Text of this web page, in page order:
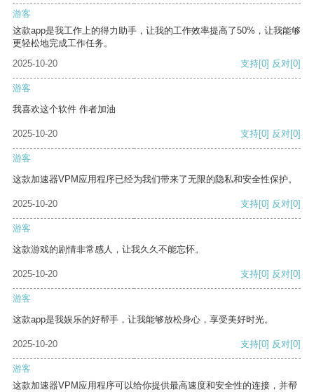
游客
这款app是我工作上的得力助手，让我的工作效率提高了50%，让我能够
更轻松地完成工作任务。
2025-10-20
支持[0] 反对[0]
游客
我喜欢这个软件 作者加油
2025-10-20 支持[0] 反对[0]
游客
这款加速器VPM应用程序已经为我们带来了无限的隐私和安全性保护。
2025-10-20 支持[0] 反对[0]
游客
这款游戏的剧情非常感人，让我久久不能忘怀。
2025-10-20 支持[0] 反对[0]
游客
这款app是我娱乐的好帮手，让我能够放松身心，享受美好时光。
2025-10-20 支持[0] 反对[0]
游客
这款加速器VPM应用程序可以给你提供最高速度和安全性的连接，并帮